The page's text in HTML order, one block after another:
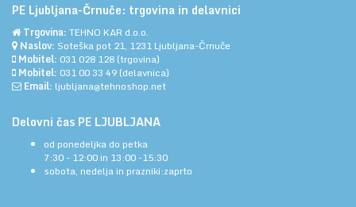
PE Ljubljana-Črnuče: trgovina in delavnici
Trgovina: TEHNO KAR d.o.o.
Naslov: Soteška pot 21, 1231 Ljubljana-Črnuče
Mobitel: 031 028 128 (trgovina)
Mobitel: 031 00 33 49 (delavnica)
Email: ljubljana@tehnoshop.net
Delovni čas PE LJUBLJANA
od ponedeljka do petka
7:30 - 12:00 in 13:00 -15:30
sobota, nedelja in prazniki:zaprto